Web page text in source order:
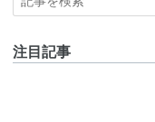
注目記事